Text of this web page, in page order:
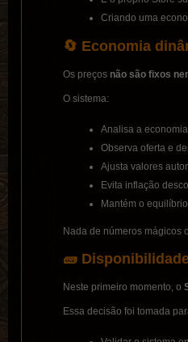
Criando uma
🔄 Economia
Os preços não são fixos
O sistema:
Analisa a
Observa oferta e
Ajusta valores
Evita inflação
Mantém o
Nada de números mágicos
🧱
Neste primeiro momento, o
Essa decisão foi tomada